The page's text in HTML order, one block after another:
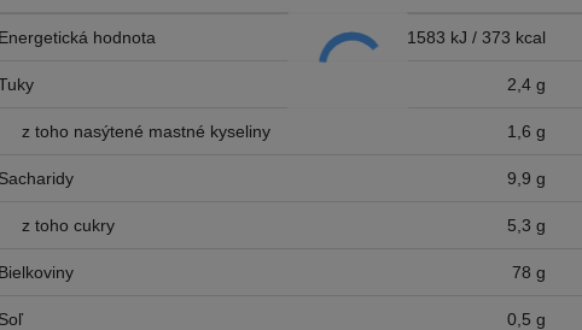
Energetická hodnota 1583 kJ / 373 kcal
2,4 g
z toho nasýtené mastné kyseliny 1,6 g
Sacharidy 9,9 g
z toho cukry 5,3 g
Bielkoviny 78 g
Soľ 0,5 g